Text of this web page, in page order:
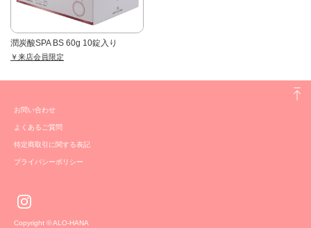
潤炭酸SPA BS 60g 10錠入り
￥来店会員限定
お問い合わせ
よくあるご質問
特定商取引に関する表記
プライバシーポリシー
Copyright © ALO-HANA